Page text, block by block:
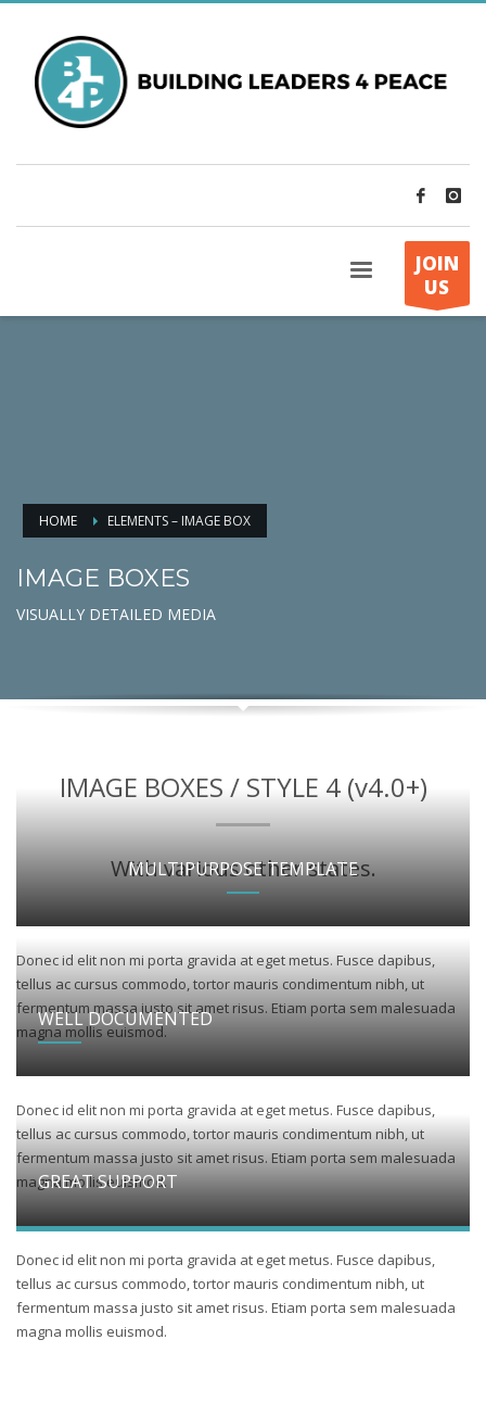
JOIN
US
HOME ELEMENTS – IMAGE BOX
IMAGE BOXES
VISUALLY DETAILED MEDIA
IMAGE BOXES / STYLE 4 (v4.0+)
With various other states.
MULTIPURPOSE TEMPLATE
Donec id elit non mi porta gravida at eget metus. Fusce dapibus,
tellus ac cursus commodo, tortor mauris condimentum nibh, ut
fermentum massa justo sit amet risus. Etiam porta sem malesuada
magna mollis euismod.
WELL DOCUMENTED
Donec id elit non mi porta gravida at eget metus. Fusce dapibus,
tellus ac cursus commodo, tortor mauris condimentum nibh, ut
fermentum massa justo sit amet risus. Etiam porta sem malesuada
magna mollis euismod.
GREAT SUPPORT
Donec id elit non mi porta gravida at eget metus. Fusce dapibus,
tellus ac cursus commodo, tortor mauris condimentum nibh, ut
fermentum massa justo sit amet risus. Etiam porta sem malesuada
magna mollis euismod.